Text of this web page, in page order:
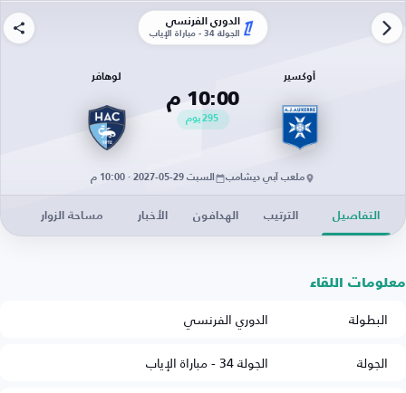
الدوري الفرنسي
الجولة 34 - مباراة الإياب
أوكسير
10:00 م
295يوم
لوهافر
ملعب آبي ديشامب السبت 29-05-2027 · 10:00 م
التفاصيل الترتيب الهدافون الأخبار مساحة الزوار
معلومات اللقاء
البطولة
الدوري الفرنسي
الجولة
الجولة 34 - مباراة الإياب